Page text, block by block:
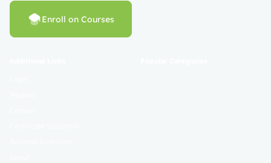
Enroll on Courses